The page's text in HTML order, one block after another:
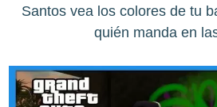
Santos vea los colores de tu
quién manda en